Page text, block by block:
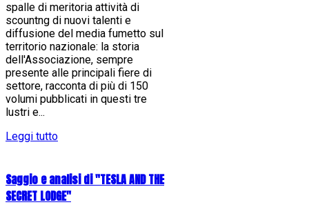
spalle di meritoria attività di
scountng di nuovi talenti e
diffusione del media fumetto sul
territorio nazionale: la storia
dell'Associazione, sempre
presente alle principali fiere di
settore, racconta di più di 150
volumi pubblicati in questi tre
lustri e...
Leggi tutto
Saggio e analisi di "TESLA AND THE
SECRET LODGE"